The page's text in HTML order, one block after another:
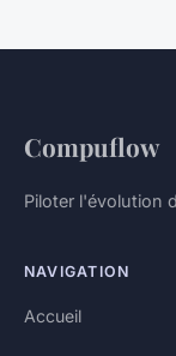
Compuflow
Piloter l'évolution
NAVIGATION
Accueil